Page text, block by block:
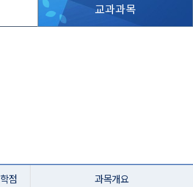
교과과목
학점 과목개요